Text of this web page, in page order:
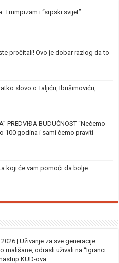
Trumpizam i “srpski svijet”
pročitali! Ovo je dobar razlog da to
slovo o Taljiću, Ibrišimoviću,
PREDVIĐA BUDUĆNOST “Nećemo
100 godina i sami ćemo praviti
koji će vam pomoći da bolje
| Uživanje za sve generacije:
mališane, odrasli uživali na “Igranci
KUD-ova